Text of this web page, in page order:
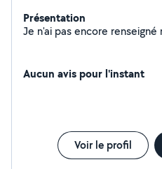
Présentation
Aucun avis pour l'instant
Voir le profil